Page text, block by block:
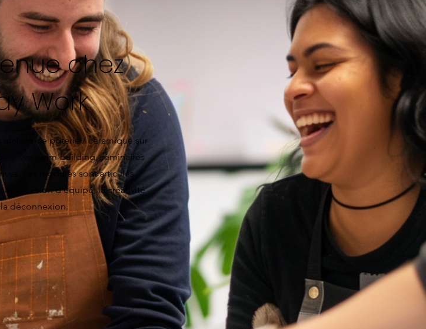
chez
Work
ateliers de poterie / céramique sur
vos team-building, séminaires
Les modules sont articulés
: la cohésion d'équipe, la créativité
déconnexion.